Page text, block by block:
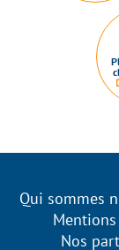
Qui sommes
Nos